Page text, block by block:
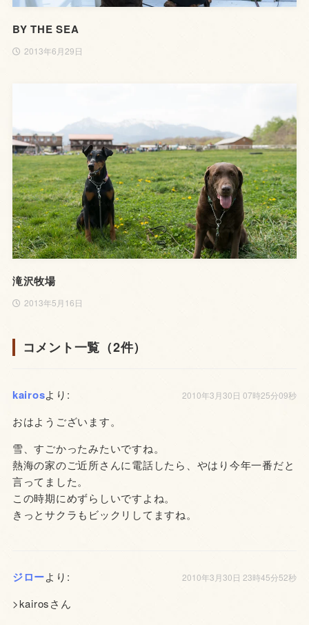
BY THE SEA
2013年6月29日
滝沢牧場
2013年5月16日
コメント一覧（2件）
kairosより: 2010年3月30日 07時25分09秒
おはようございます。
雪、すごかったみたいですね。
熱海の家のご近所さんに電話したら、やはり今年一番だと
言ってました。
この時期にめずらしいですよね。
きっとサクラもビックリしてますね。
ジローより: 2010年3月30日 23時45分52秒
>kairosさん